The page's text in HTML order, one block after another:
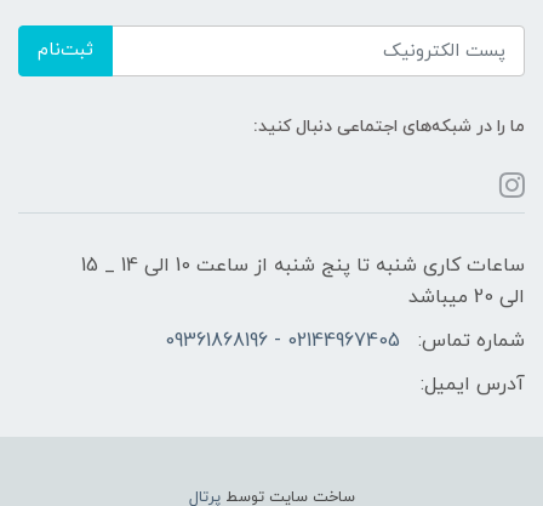
ثبت‌نام
ما را در شبکه‌های اجتماعی دنبال کنید:
ساعات کاری شنبه تا پنج شنبه از ساعت 10 الی 14 _ 15
الی 20 میباشد
شماره تماس:
02144967405 - 09361868196
آدرس ایمیل:
ساخت سایت توسطپرتال